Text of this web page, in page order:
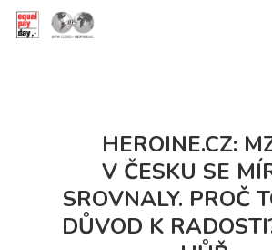
HEROINE.CZ:
V ČESKU SE
SROVNALY. PROČ
DŮVOD K